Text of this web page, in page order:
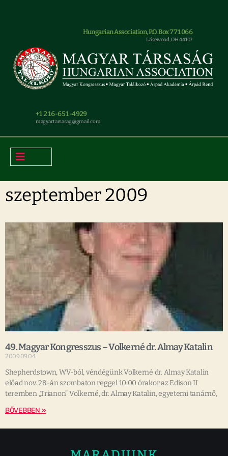
Hungarian Association, P.O. Box 771066
Lakewood, OH 44107
+1 216-651-4929
magyar.tarsasag@gmail.com
szeptember 2009
49. Magyar Kongresszus – Volkerné dr. Almay Katalin
2009.09.04.
Shepherdstown, WV-ból, véndégünk Volkerné dr. Almay Katalin
előad nov. 28.-án szombaton reggel 10:00 órakor az Edison II
teremben „Trianon” Volkerné, dr. Almay Katalin, egyetemi tanárnő,
BŐVEBBEN »